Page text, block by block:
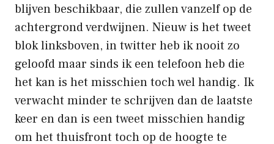
blijven beschikbaar, die zullen vanzelf op de
achtergrond verdwijnen. Nieuw is het tweet
blok linksboven, in twitter heb ik nooit zo
geloofd maar sinds ik een telefoon heb die
het kan is het misschien toch wel handig. Ik
verwacht minder te schrijven dan de laatste
keer en dan is een tweet misschien handig
om het thuisfront toch op de hoogte te